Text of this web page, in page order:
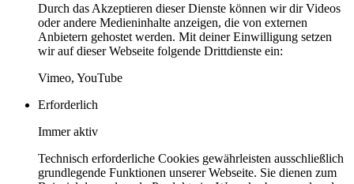
Durch das Akzeptieren dieser Dienste können wir dir Videos
oder andere Medieninhalte anzeigen, die von externen
Anbietern gehostet werden. Mit deiner Einwilligung setzen
wir auf dieser Webseite folgende Drittdienste ein:
Vimeo, YouTube
Erforderlich
Immer aktiv
Technisch erforderliche Cookies gewährleisten ausschließlich
grundlegende Funktionen unserer Webseite. Sie dienen zum